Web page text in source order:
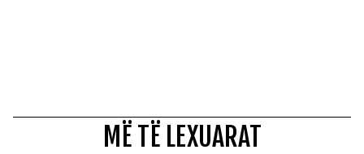
MË TË LEXUARAT